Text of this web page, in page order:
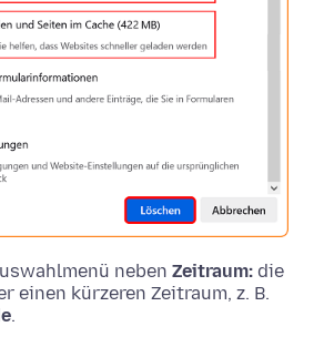
neben Zeitraum: die
einen kürzeren Zeitraum, z. B.
.